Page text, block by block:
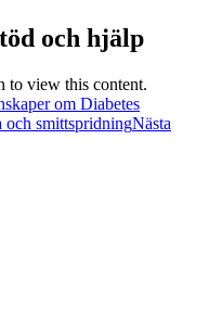
och hjälp
to view this content.
om Diabetes
och smittspridningNästa